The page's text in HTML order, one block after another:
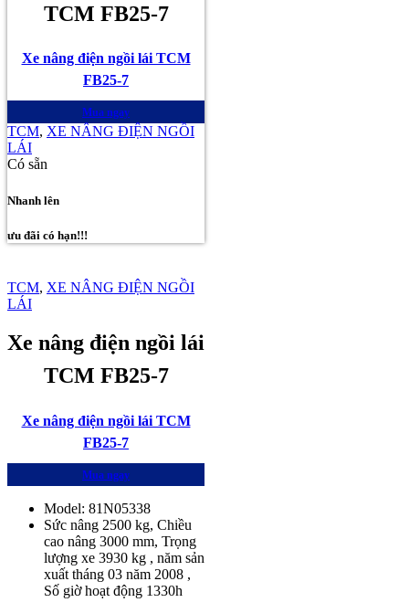
TCM FB25-7
Xe nâng điện ngồi lái TCM
FB25-7
Mua ngay
TCM, XE NÂNG ĐIỆN NGỒI
LÁI
Có sẵn
Nhanh lên
ưu đãi có hạn!!!
TCM, XE NÂNG ĐIỆN NGỒI
LÁI
Xe nâng điện ngồi lái
TCM FB25-7
Xe nâng điện ngồi lái TCM
FB25-7
Mua ngay
Model: 81N05338
Sức nâng 2500 kg, Chiều
cao nâng 3000 mm, Trọng
lượng xe 3930 kg , năm sản
xuất tháng 03 năm 2008 ,
Số giờ hoạt động 1330h